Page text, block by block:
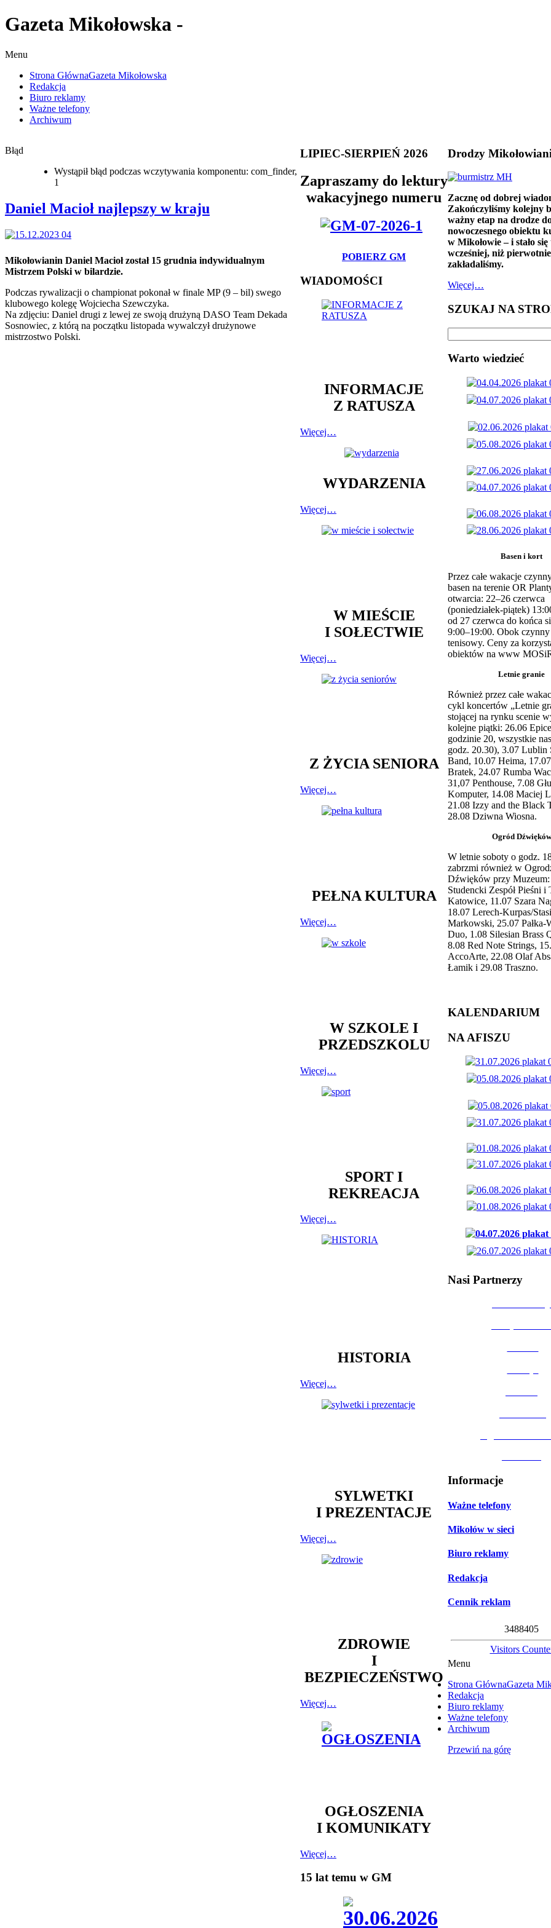
Gazeta Mikołowska -
Menu
Strona GłównaGazeta Mikołowska
Redakcja
Biuro reklamy
Ważne telefony
Archiwum
Błąd
Wystąpił błąd podczas wczytywania komponentu: com_finder,
1
Daniel Macioł najlepszy w kraju
Mikołowianin Daniel Macioł został 15 grudnia indywidualnym
Mistrzem Polski w bilardzie.
Podczas rywalizacji o championat pokonał w finale MP (9 – bil) swego
klubowego kolegę Wojciecha Szewczyka.
Na zdjęciu: Daniel drugi z lewej ze swoją drużyną DASO Team Dekada
Sosnowiec, z którą na początku listopada wywalczył drużynowe
mistrzostwo Polski.
LIPIEC-SIERPIEŃ 2026
Zapraszamy do lektury
wakacyjnego numeru
POBIERZ GM
WIADOMOŚCI
INFORMACJE
Z RATUSZA
Więcej…
WYDARZENIA
Więcej…
W MIEŚCIE
I SOŁECTWIE
Więcej…
Z ŻYCIA SENIORA
Więcej…
PEŁNA KULTURA
Więcej…
W SZKOLE I
PRZEDSZKOLU
Więcej…
SPORT I
REKREACJA
Więcej…
HISTORIA
Więcej…
SYLWETKI
I PREZENTACJE
Więcej…
ZDROWIE
I
BEZPIECZEŃSTWO
Więcej…
OGŁOSZENIA
I KOMUNIKATY
Więcej…
15 lat temu w GM
Drodzy
Zacznę od dobrej
Zakończyliśmy kolejny
ważny etap na drodze
nowoczesnego obiektu
w Mikołowie – i stało się
wcześniej, niż pierwotnie
zakładaliśmy.
Więcej…
SZUKAJ NA
Warto wiedzieć
Basen i kort
Przez całe wakacje
basen na terenie OR
otwarcia: 22–26 czerwca
(poniedziałek-piątek)
od 27 czerwca do końca
9:00–19:00. Obok
tenisowy. Ceny za
obiektów na www
Letnie granie
Również przez całe
cykl koncertów „Letnie
stojącej na rynku scenie
kolejne piątki: 26.06
godzinie 20, wszystkie
godz. 20.30), 3.07 Lublin
Band, 10.07 Heima,
Bratek, 24.07 Rumba
31,07 Penthouse, 7.08
Komputer, 14.08 Maciej
21.08 Izzy and the Black
28.08 Dziwna Wiosna.
Ogród Dźwięków
W letnie soboty o godz.
zabrzmi również w
Dźwięków przy
Studencki Zespół Pieśni i
Katowice, 11.07 Szara
18.07 Lerech-Kurpas/
Markowski, 25.07 Pałka-
Duo, 1.08 Silesian Brass
8.08 Red Note Strings,
AccoArte, 22.08 Olaf
Łamik i 29.08 Traszno.
KALENDARIUM
NA AFISZU
Nasi Partnerzy
Informacje
Ważne telefony
Mikołów w sieci
Biuro reklamy
Redakcja
Cennik reklam
3488405
Visitors
Menu
Strona GłównaGazeta
Redakcja
Biuro reklamy
Ważne telefony
Archiwum
Przewiń na górę